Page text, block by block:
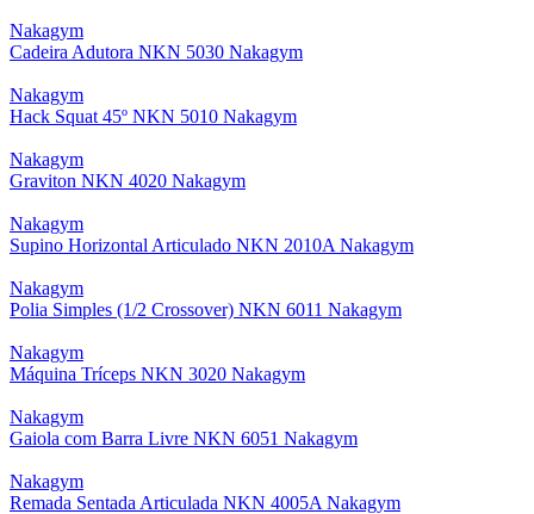
Nakagym
Cadeira Adutora NKN 5030 Nakagym
Nakagym
Hack Squat 45º NKN 5010 Nakagym
Nakagym
Graviton NKN 4020 Nakagym
Nakagym
Supino Horizontal Articulado NKN 2010A Nakagym
Nakagym
Polia Simples (1/2 Crossover) NKN 6011 Nakagym
Nakagym
Máquina Tríceps NKN 3020 Nakagym
Nakagym
Gaiola com Barra Livre NKN 6051 Nakagym
Nakagym
Remada Sentada Articulada NKN 4005A Nakagym